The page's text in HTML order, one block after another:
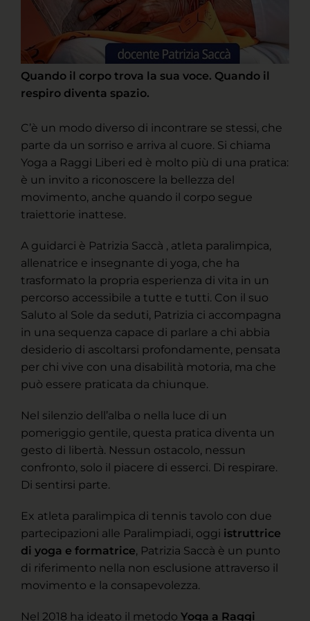
Quando il corpo trova la sua voce. Quando il
respiro diventa spazio.
C’è un modo diverso di incontrare se stessi, che
parte da un sorriso e arriva al cuore. Si chiama
Yoga a Raggi Liberi ed è molto più di una pratica:
è un invito a riconoscere la bellezza del
movimento, anche quando il corpo segue
traiettorie inattese.
A guidarci è Patrizia Saccà , atleta paralimpica,
allenatrice e insegnante di yoga, che ha
trasformato la propria esperienza di vita in un
percorso accessibile a tutte e tutti. Con il suo
Saluto al Sole da seduti, Patrizia ci accompagna
in una sequenza capace di parlare a chi abbia
desiderio di ascoltarsi profondamente, pensata
per chi vive con una disabilità motoria, ma che
può essere praticata da chiunque.
Nel silenzio dell’alba o nella luce di un
pomeriggio gentile, questa pratica diventa un
gesto di libertà. Nessun ostacolo, nessun
confronto, solo il piacere di esserci. Di respirare.
Di sentirsi parte.
Ex atleta paralimpica di tennis tavolo con due
partecipazioni alle Paralimpiadi, oggi istruttrice
di yoga e formatrice, Patrizia Saccà è un punto
di riferimento nella non esclusione attraverso il
movimento e la consapevolezza.
Nel 2018 ha ideato il metodo Yoga a Raggi